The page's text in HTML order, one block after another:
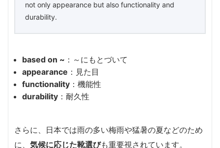
not only appearance but also functionality and
durability.
based on ~ ：～にもとづいて
appearance ：見た目
functionality ：機能性
durability ：耐久性
さらに、日本では雨の多い梅雨や猛暑の夏などのため
に、 気候に応じた靴選びも重要視されています。